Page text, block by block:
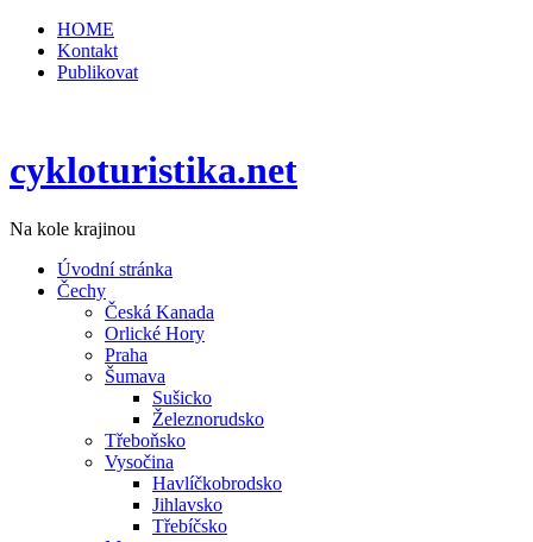
HOME
Kontakt
Publikovat
cykloturistika.net
Na kole krajinou
Úvodní stránka
Čechy
Česká Kanada
Orlické Hory
Praha
Šumava
Sušicko
Železnorudsko
Třeboňsko
Vysočina
Havlíčkobrodsko
Jihlavsko
Třebíčsko